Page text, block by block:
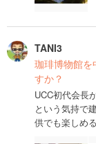
TANI3
珈琲博物館
すか？
UCC初代会長
という気持で
供でも楽しめ